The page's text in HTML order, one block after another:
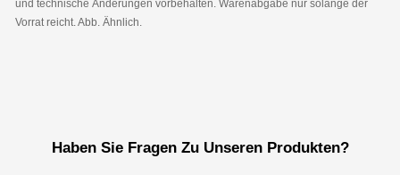
und technische Änderungen vorbehalten. Warenabgabe nur solange der
Vorrat reicht. Abb. Ähnlich.
Haben Sie Fragen Zu Unseren Produkten?